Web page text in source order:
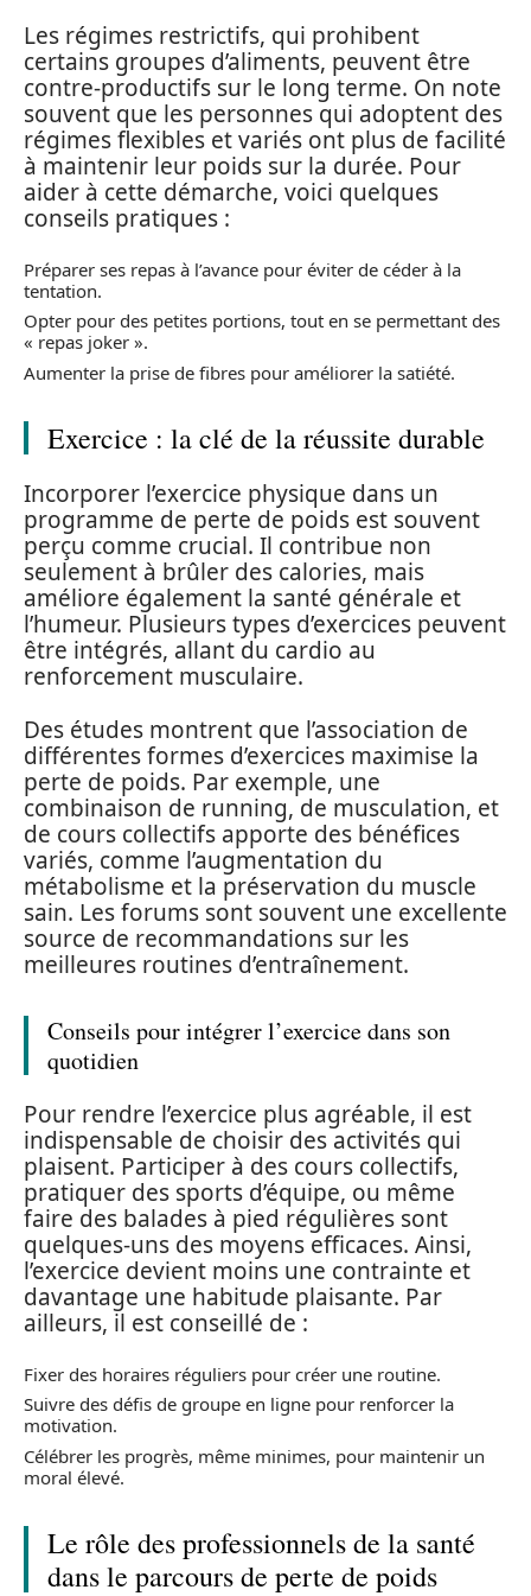
Les régimes restrictifs, qui prohibent
certains groupes d’aliments, peuvent être
contre-productifs sur le long terme. On note
souvent que les personnes qui adoptent des
régimes flexibles et variés ont plus de facilité
à maintenir leur poids sur la durée. Pour
aider à cette démarche, voici quelques
conseils pratiques :
Préparer ses repas à l’avance pour éviter de céder à la
tentation.
Opter pour des petites portions, tout en se permettant des
« repas joker ».
Aumenter la prise de fibres pour améliorer la satiété.
Exercice : la clé de la réussite durable
Incorporer l’exercice physique dans un
programme de perte de poids est souvent
perçu comme crucial. Il contribue non
seulement à brûler des calories, mais
améliore également la santé générale et
l’humeur. Plusieurs types d’exercices peuvent
être intégrés, allant du cardio au
renforcement musculaire.
Des études montrent que l’association de
différentes formes d’exercices maximise la
perte de poids. Par exemple, une
combinaison de running, de musculation, et
de cours collectifs apporte des bénéfices
variés, comme l’augmentation du
métabolisme et la préservation du muscle
sain. Les forums sont souvent une excellente
source de recommandations sur les
meilleures routines d’entraînement.
Conseils pour intégrer l’exercice dans son
quotidien
Pour rendre l’exercice plus agréable, il est
indispensable de choisir des activités qui
plaisent. Participer à des cours collectifs,
pratiquer des sports d’équipe, ou même
faire des balades à pied régulières sont
quelques-uns des moyens efficaces. Ainsi,
l’exercice devient moins une contrainte et
davantage une habitude plaisante. Par
ailleurs, il est conseillé de :
Fixer des horaires réguliers pour créer une routine.
Suivre des défis de groupe en ligne pour renforcer la
motivation.
Célébrer les progrès, même minimes, pour maintenir un
moral élevé.
Le rôle des professionnels de la santé
dans le parcours de perte de poids